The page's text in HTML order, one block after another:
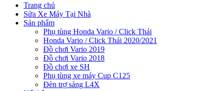
Trang chủ
Sửa Xe Máy Tại Nhà
Sản phẩm
Phụ tùng Honda Vario / Click Thái
Honda Vario / Click Thái 2020/2021
Đồ chơi Vario 2019
Đồ chơi Vario 2018
Đồ chơi xe SH
Phụ tùng xe máy Cup C125
Đèn trợ sáng L4X